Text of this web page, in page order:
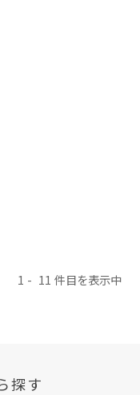
1 11
探す